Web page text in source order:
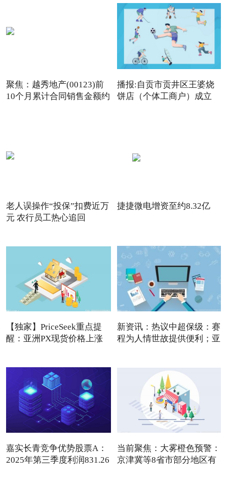
聚焦：越秀地产(00123)前
10个月累计合同销售金额约
播报:自贡市贡井区王婆烧
饼店（个体工商户）成立
老人误操作“投保”扣费近万
元 农行员工热心追回
捷捷微电增资至约8.32亿
【独家】PriceSeek重点提
醒：亚洲PX现货价格上涨
新资讯：热议中超保级：赛
程为人情世故提供便利；亚
嘉实长青竞争优势股票A：
2025年第三季度利润831.26
当前聚焦：大雾橙色预警：
京津冀等8省市部分地区有